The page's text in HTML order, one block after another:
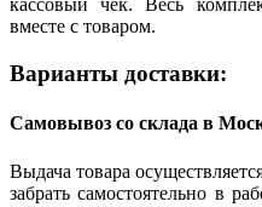
кассовый чек. Весь
вместе с товаром.
Варианты доставки:
Самовывоз со склада в
Выдача товара
забрать самостоятельно в